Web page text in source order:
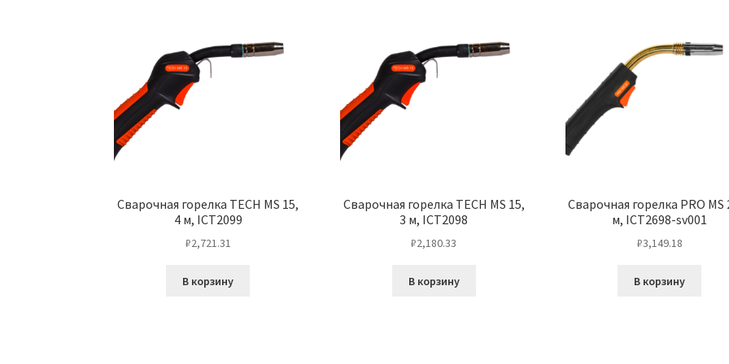
Сварочная горелка TECH MS 15,
4 м, ICT2099
₽2,721.31
В корзину
Сварочная горелка TECH MS 15,
3 м, ICT2098
₽2,180.33
В корзину
Сварочная горелка PRO MS
м, ICT2698-sv001
₽3,149.18
В корзину